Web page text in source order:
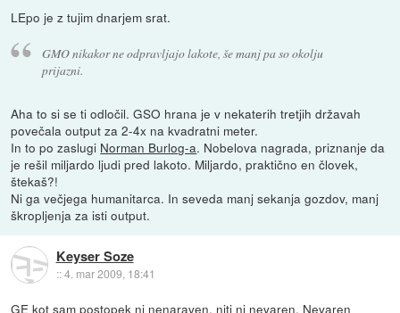
LEpo je z tujim dnarjem srat.
GMO nikakor ne odpravljajo lakote, še manj pa so okolju
prijazni.
Aha to si se ti odločil. GSO hrana je v nekaterih tretjih državah
povečala output za 2-4x na kvadratni meter.
In to po zaslugi Norman Burlog-a. Nobelova nagrada, priznanje da
je rešil miljardo ljudi pred lakoto. Miljardo, praktično en človek,
štekaš?!
Ni ga večjega humanitarca. In seveda manj sekanja gozdov, manj
škropljenja za isti output.
Keyser Soze
::4. mar 2009, 18:41
GE kot sam postopek ni nenaraven, niti ni nevaren. Nevaren